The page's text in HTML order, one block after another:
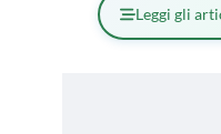
Leggi gli